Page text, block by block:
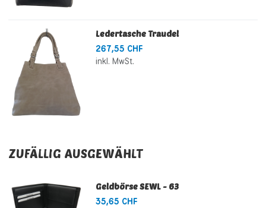
Ledertasche Traudel
267,55 CHF
inkl. MwSt.
ZUFÄLLIG AUSGEWÄHLT
Geldbörse SEWL - 63
35,65 CHF